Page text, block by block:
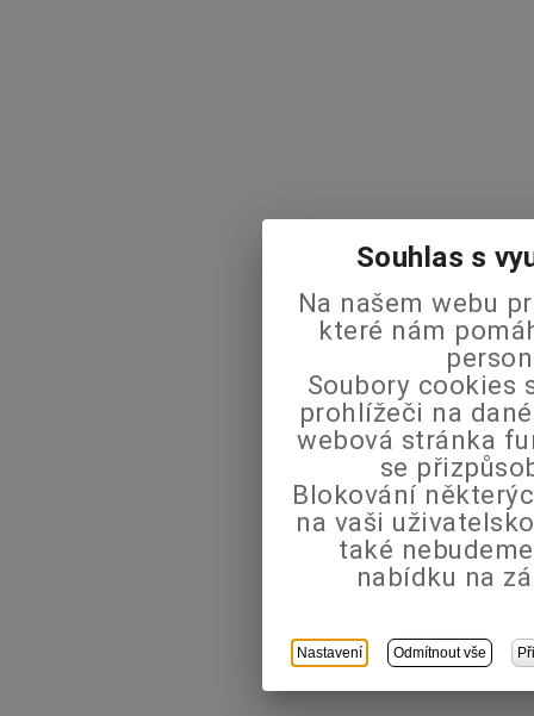
Souhlas s
Na našem webu
které nám
Soubory cookies
prohlížeči na
webová stránka
se
Blokování
na vaši
také
nabídku na
Nastavení Odmítnout vše